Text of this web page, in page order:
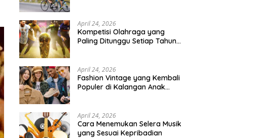
April 24, 2026
Kompetisi Olahraga yang
Paling Ditunggu Setiap Tahun
April 24, 2026
Fashion Vintage yang Kembali
Populer di Kalangan Anak
April 24, 2026
Cara Menemukan Selera Musik
yang Sesuai Kepribadian